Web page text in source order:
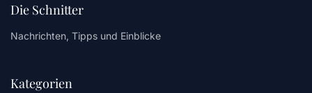
Die Schnitter
Nachrichten, Tipps und Einblicke
Kategorien